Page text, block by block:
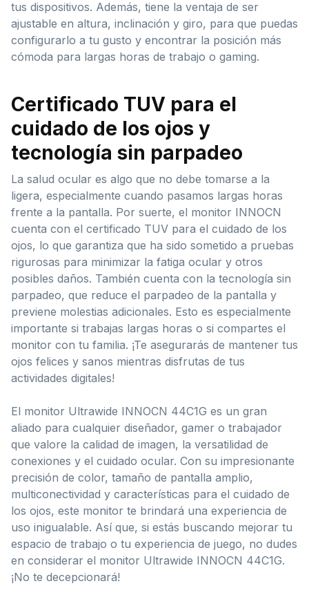
tus dispositivos. Además, tiene la ventaja de ser
ajustable en altura, inclinación y giro, para que puedas
configurarlo a tu gusto y encontrar la posición más
cómoda para largas horas de trabajo o gaming.
Certificado TUV para el
cuidado de los ojos y
tecnología sin parpadeo
La salud ocular es algo que no debe tomarse a la
ligera, especialmente cuando pasamos largas horas
frente a la pantalla. Por suerte, el monitor INNOCN
cuenta con el certificado TUV para el cuidado de los
ojos, lo que garantiza que ha sido sometido a pruebas
rigurosas para minimizar la fatiga ocular y otros
posibles daños. También cuenta con la tecnología sin
parpadeo, que reduce el parpadeo de la pantalla y
previene molestias adicionales. Esto es especialmente
importante si trabajas largas horas o si compartes el
monitor con tu familia. ¡Te asegurarás de mantener tus
ojos felices y sanos mientras disfrutas de tus
actividades digitales!
El monitor Ultrawide INNOCN 44C1G es un gran
aliado para cualquier diseñador, gamer o trabajador
que valore la calidad de imagen, la versatilidad de
conexiones y el cuidado ocular. Con su impresionante
precisión de color, tamaño de pantalla amplio,
multiconectividad y características para el cuidado de
los ojos, este monitor te brindará una experiencia de
uso inigualable. Así que, si estás buscando mejorar tu
espacio de trabajo o tu experiencia de juego, no dudes
en considerar el monitor Ultrawide INNOCN 44C1G.
¡No te decepcionará!